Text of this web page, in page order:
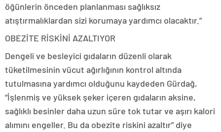
öğünlerin önceden planlanması sağlıksız
atıştırmalıklardan sizi korumaya yardımcı olacaktır.”
OBEZİTE RİSKİNİ AZALTIYOR
Dengeli ve besleyici gıdaların düzenli olarak
tüketilmesinin vücut ağırlığının kontrol altında
tutulmasına yardımcı olduğunu kaydeden Gürdağ,
“İşlenmiş ve yüksek şeker içeren gıdaların aksine,
sağlıklı besinler daha uzun süre tok tutar ve aşırı kalori
alımını engeller. Bu da obezite riskini azaltır” diye